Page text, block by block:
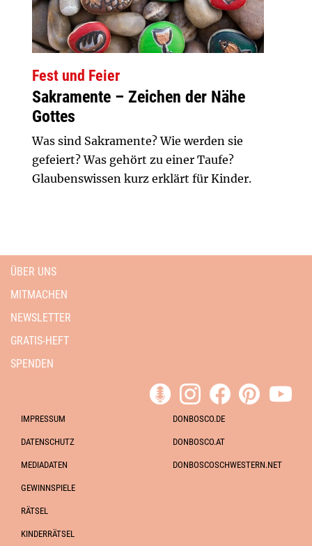
Fest und Feier
Sakramente – Zeichen der Nähe
Gottes
Was sind Sakramente? Wie werden sie
gefeiert? Was gehört zu einer Taufe?
Glaubenswissen kurz erklärt für Kinder.
ÜBER UNS
MITMACHEN
NEWSLETTER
GRATIS-HEFT
SPENDEN
IMPRESSUM
DATENSCHUTZ
MEDIADATEN
GEWINNSPIELE
RÄTSEL
KINDERRÄTSEL
DONBOSCO.DE
DONBOSCO.AT
DONBOSCOSCHWESTERN.NET